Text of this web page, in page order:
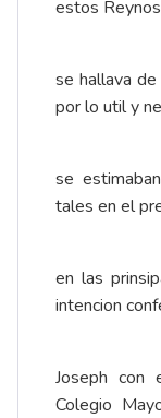
estos
se hallava
por lo util y
se
tales en el
en las
intencion
Joseph con
Colegio